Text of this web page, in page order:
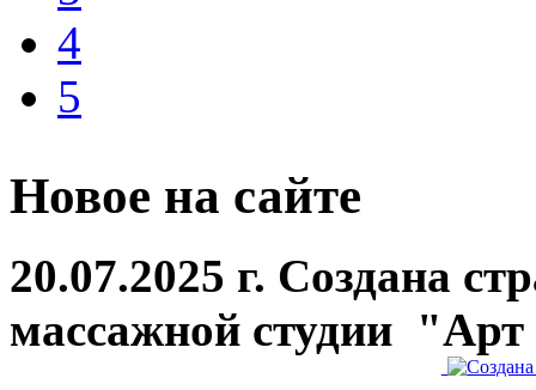
4
5
Новое на сайте
20.07.2025 г. Создана
массажной студии